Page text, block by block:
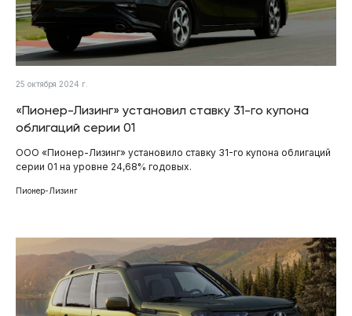
25 октября 2024 г.
«Пионер-Лизинг» установил ставку 31-го купона
облигаций серии 01
ООО «Пионер-Лизинг» установило ставку 31-го купона облигаций
серии 01 на уровне 24,68% годовых.
Пионер-Лизинг